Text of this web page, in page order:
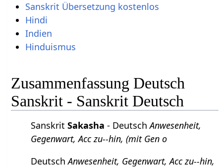
Sanskrit Übersetzung kostenlos
Hindi
Indien
Hinduismus
Zusammenfassung Deutsch
Sanskrit - Sanskrit Deutsch
SanskritSakasha - DeutschAnwesenheit,
Gegenwart, Acc zu--hin, (mit Gen o
DeutschAnwesenheit, Gegenwart, Acc zu--hin,